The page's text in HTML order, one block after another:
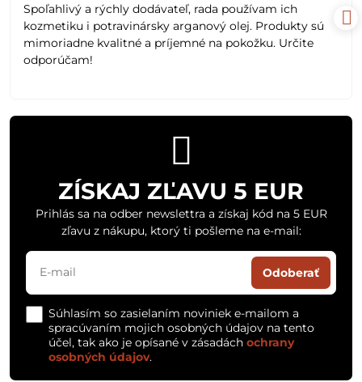
5
Spoľahlivý a rýchly dodávateľ, rada používam ich
kozmetiku i potravinársky arganový olej. Produkty sú
mimoriadne kvalitné a príjemné na pokožku. Určite
odporúčam!
ZÍSKAJ ZĽAVU 5 EUR
Prihlás sa na odber newslettra a získaj kód na 5 EUR
zľavu z nákupu, ktorý ti pošleme na e-mail:
Odoberať
Súhlasím so zasielaním noviniek e-mailom a
spracúvaním mojich osobných údajov na tento
účel, tak ako je opísané v zásadách ochrany
osobných údajov.